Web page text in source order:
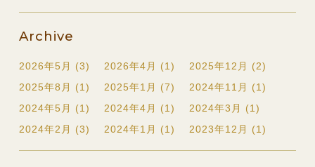
Archive
2026年5月 (3) 2026年4月 (1)
2025年12月 (2)
2025年8月 (1)
2025年1月 (7)
2024年11月 (1)
2024年5月 (1)
2024年4月 (1)
2024年3月 (1)
2024年2月 (3)
2024年1月 (1) 2023年12月 (1)